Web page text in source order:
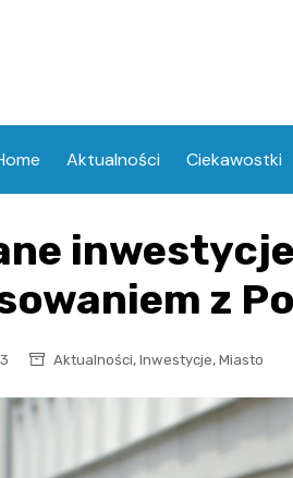
Aktualności Ciekawostki
z
Aktualności, Inwestycje, Miasto